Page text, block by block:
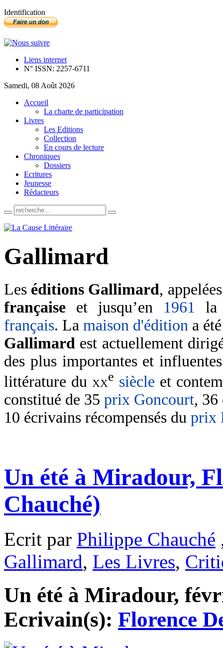
Identification
Liens internet
N° ISSN: 2257-6711
Samedi, 08 Août 2026
Accueil
La charte de participation
Livres
Les Editions
Collection
En cours de lecture
Chroniques
Dossiers
Ecritures
Jeunesse
Rédacteurs
Gallimard
Les éditions Gallimard,
française et jusqu’en 1961
français. Lamaison d'édition a
Gallimard est actuellement
des plus importantes et
littérature du xxe siècle et
constitué de 35 prix Goncourt,
10 écrivains récompensés du prix
Un été à Miradour,
Chauché)
Ecrit par Philippe Chauché
Gallimard, Les Livres,
Un été à Miradour,
Ecrivain(s): Florence